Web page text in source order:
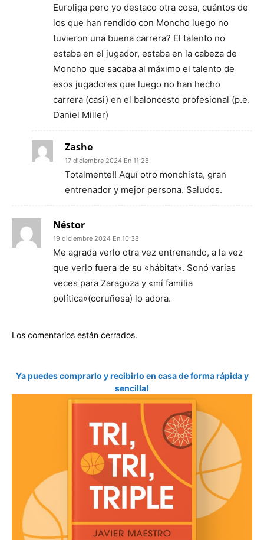
Euroliga pero yo destaco otra cosa, cuántos de
los que han rendido con Moncho luego no
tuvieron una buena carrera? El talento no
estaba en el jugador, estaba en la cabeza de
Moncho que sacaba al máximo el talento de
esos jugadores que luego no han hecho
carrera (casi) en el baloncesto profesional (p.e.
Daniel Miller)
Zashe
17 diciembre 2024 En 11:28
Totalmente!! Aquí otro monchista, gran
entrenador y mejor persona. Saludos.
Néstor
19 diciembre 2024 En 10:38
Me agrada verlo otra vez entrenando, a la vez
que verlo fuera de su «hábitat». Sonó varias
veces para Zaragoza y «mí familia
política»(coruñesa) lo adora.
Los comentarios están cerrados.
Ya puedes comprarlo y recibirlo en casa de forma rápida y
sencilla!